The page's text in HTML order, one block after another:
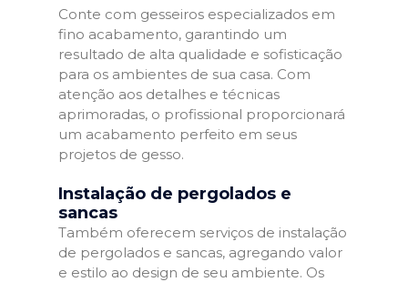
Conte com gesseiros especializados em
fino acabamento, garantindo um
resultado de alta qualidade e sofisticação
para os ambientes de sua casa. Com
atenção aos detalhes e técnicas
aprimoradas, o profissional proporcionará
um acabamento perfeito em seus
projetos de gesso.
Instalação de pergolados e
sancas
Também oferecem serviços de instalação
de pergolados e sancas, agregando valor
e estilo ao design de seu ambiente. Os